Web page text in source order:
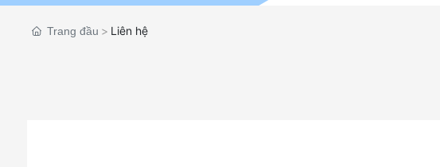
Trang đầu Liên hệ